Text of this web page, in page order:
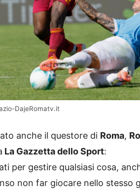
DajeRomatv.it
anche il questore di Roma,
La Gazzetta dello Sport:
per gestire qualsiasi cosa,
non far giocare nello stesso